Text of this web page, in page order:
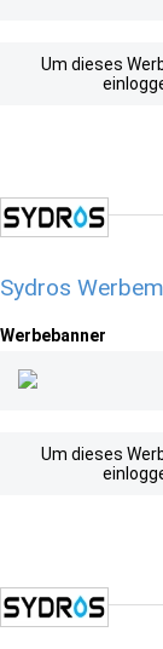
Um dieses
Sydros
Werbebanner
Um dieses